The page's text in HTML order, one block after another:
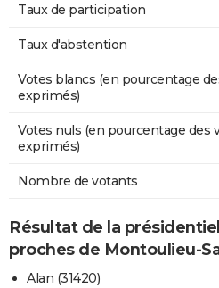
Taux de participation
Taux d'abstention
Votes blancs (en pourcentage
exprimés)
Votes nuls (en pourcentage des
exprimés)
Nombre de votants
Résultat de la
proches de Montoulieu-
Alan (31420)